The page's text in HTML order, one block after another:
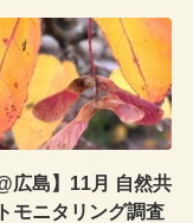
広島】11月 自然共
モニタリング調査